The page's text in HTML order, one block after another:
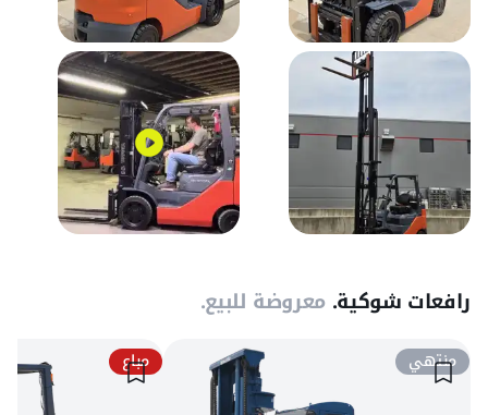
رافعات شوكية. معروضة للبيع.
منتهي مباع